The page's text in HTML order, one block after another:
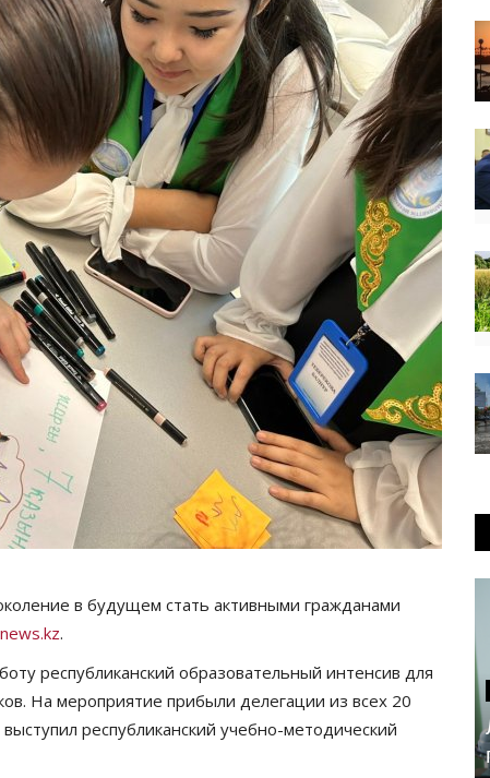
в будущем стать активными гражданами
.
республиканский образовательный интенсив для
На мероприятие прибыли делегации из всех 20
республиканский учебно-методический